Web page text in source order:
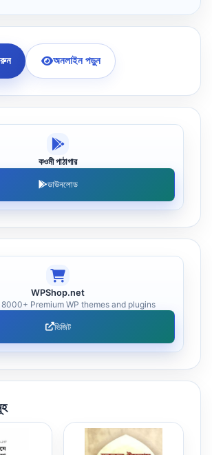
অনলাইন পড়ুন
কওমী পাঠাগার
ডাউনলোড
WPShop.net
Premium WP themes and plugins
ভিজিট